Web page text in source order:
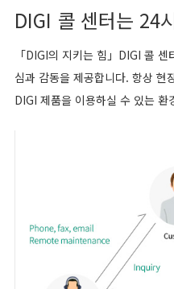
DIGI 콜 센터는 24
「DIGI의 지키는 힘」DIGI 콜
심과 감동을 제공합니다. 항상 현
DIGI 제품을 이용하실 수 있는 환